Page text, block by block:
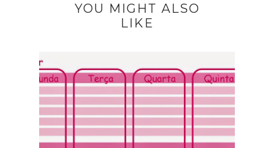
YOU MIGHT ALSO
LIKE